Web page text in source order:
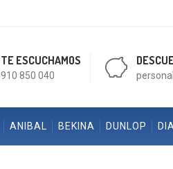
TE ESCUCHAMOS
910 850 040
ANIBAL BEKINA DUNLOP